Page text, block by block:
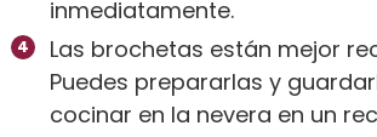
inmediatamente.
Las brochetas están mejor
Puedes prepararlas y
cocinar en la nevera en un